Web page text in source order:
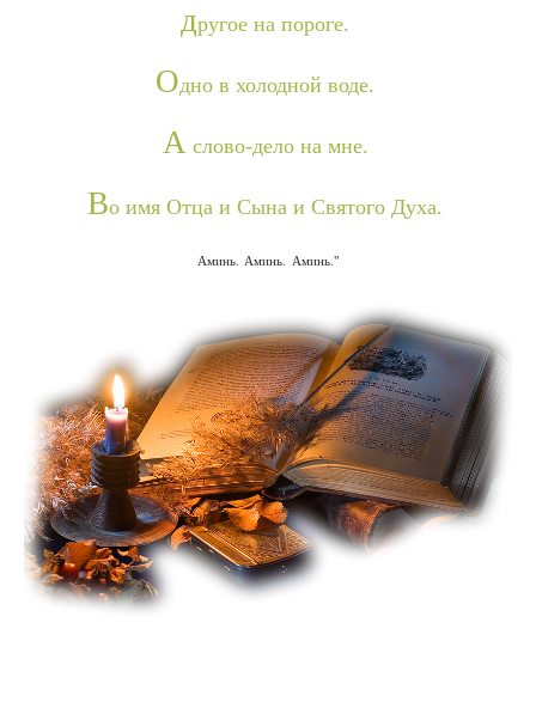
другое на пороге.
Одно в холодной воде.
А слово-дело на мне.
Во имя Отца и Сына и Святого Духа.
Аминь. Аминь. Аминь."